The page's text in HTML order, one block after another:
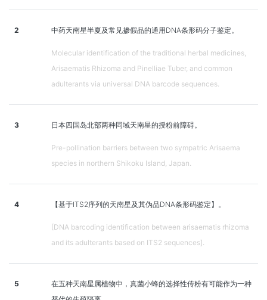
2 中药天南星半夏及常见掺假品的通用DNA条形码分子鉴定。
Molecular identification of the traditional herbal medicines,
Arisaematis Rhizoma and Pinelliae Tuber, and common
adulterants via universal DNA barcode sequences.
3 日本四国岛北部两种同域天南星的授粉前障碍。
Pre-pollination barriers between two sympatric Arisaema
species in northern Shikoku Island, Japan.
4 【基于ITS2序列的天南星及其伪品DNA条形码鉴定】。
[DNA barcoding identification between arisaematis rhizoma
and its adulterants based on ITS2 sequences].
5
在五种天南星属植物中，真菌小蜂的选择性传粉有可能作为一种